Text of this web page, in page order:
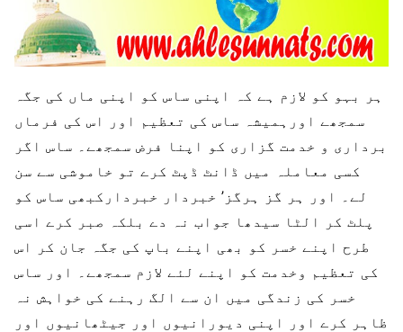
ہر بہو کو لازم ہے کہ اپنی ساس کو اپنی ماں کی جگہ
سمجھے اورہمیشہ ساس کی تعظیم اور اس کی فرماں
برداری و خدمت گزاری کو اپنا فرض سمجھے۔ ساس اگر
کسی معاملہ میں ڈانٹ ڈپٹ کرے تو خاموشی سے سن
لے۔ اور ہر گز ہرگز’ خبردار خبردارکبھی ساس کو
پلٹ کر الٹا سیدھا جواب نہ دے بلکہ صبر کرے اسی
طرح اپنے خسر کو بھی اپنے باپ کی جگہ جان کر اس
کی تعظیم وخدمت کو اپنے لئے لازم سمجھے۔ اور ساس
خسر کی زندگی میں ان سے الگ رہنے کی خواہش نہ
ظاہر کرے اور اپنی دیورانیوں اور جیٹھانیوں اور